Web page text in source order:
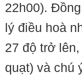
22h00).
lý điều hoà
27 độ trở
quạt) và chú